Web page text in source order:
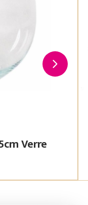
Vase Boule D16 H13.5cm Verre